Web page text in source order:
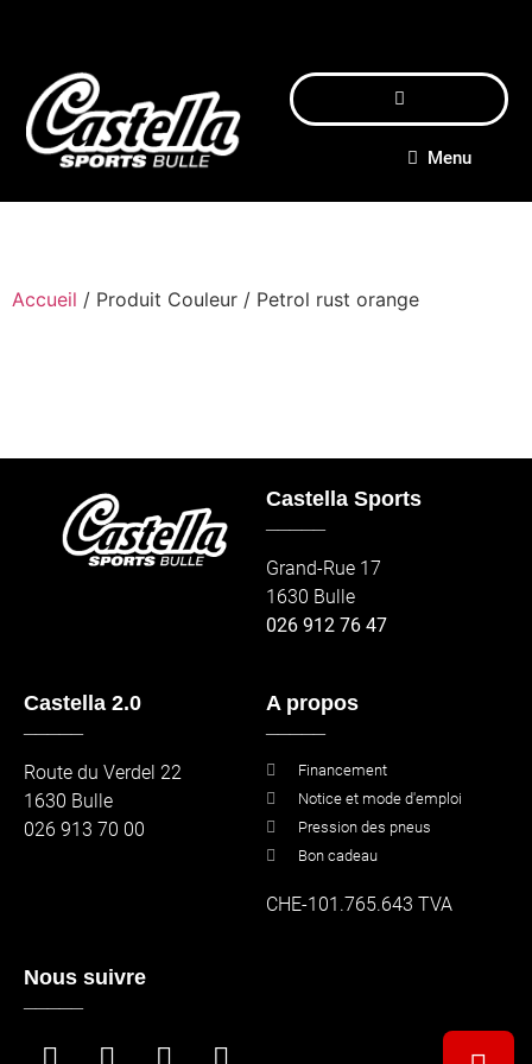
Menu
Accueil / Produit Couleur / Petrol rust orange
Castella Sports
Grand-Rue 17
1630 Bulle
026 912 76 47
Castella 2.0
Route du Verdel 22
1630 Bulle
026 913 70 00
A propos
Financement
Notice et mode d'emploi
Pression des pneus
Bon cadeau
CHE-101.765.643 TVA
Nous suivre